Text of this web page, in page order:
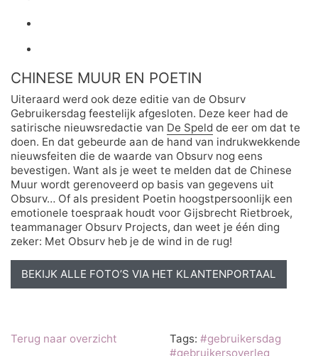
CHINESE MUUR EN POETIN
Uiteraard werd ook deze editie van de Obsurv
Gebruikersdag feestelijk afgesloten. Deze keer had de
satirische nieuwsredactie van De Speld de eer om dat te
doen. En dat gebeurde aan de hand van indrukwekkende
nieuwsfeiten die de waarde van Obsurv nog eens
bevestigen. Want als je weet te melden dat de Chinese
Muur wordt gerenoveerd op basis van gegevens uit
Obsurv… Of als president Poetin hoogstpersoonlijk een
emotionele toespraak houdt voor Gijsbrecht Rietbroek,
teammanager Obsurv Projects, dan weet je één ding
zeker: Met Obsurv heb je de wind in de rug!
BEKIJK ALLE FOTO’S VIA HET KLANTENPORTAAL
Terug naar overzicht Tags: #gebruikersdag
#gebruikersoverleg